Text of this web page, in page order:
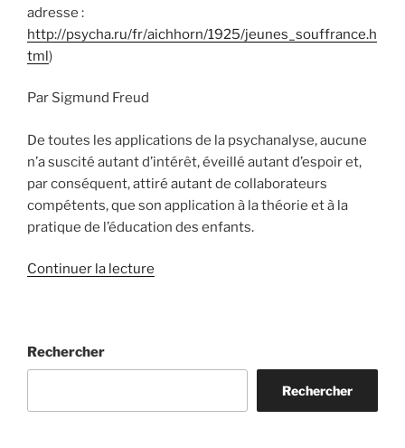
adresse :
http://psycha.ru/fr/aichhorn/1925/jeunes_souffrance.h
tml)
Par Sigmund Freud
De toutes les applications de la psychanalyse, aucune
n’a suscité autant d’intérêt, éveillé autant d’espoir et,
par conséquent, attiré autant de collaborateurs
compétents, que son application à la théorie et à la
pratique de l’éducation des enfants.
Continuer la lecture
Rechercher
Rechercher